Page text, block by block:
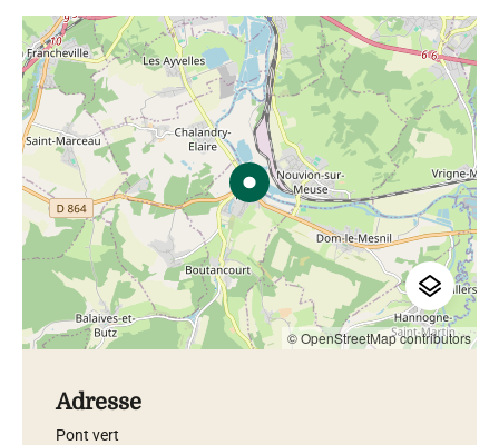
© OpenStreetMap contributors
Adresse
Pont vert